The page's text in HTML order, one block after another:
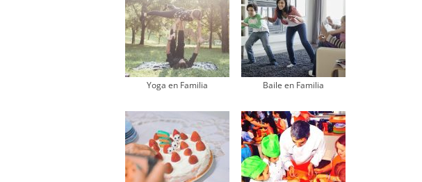
Yoga en Familia Baile en Familia